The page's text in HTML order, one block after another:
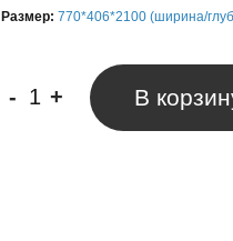
Размер: 770*406*2100 (ширина/
- + В